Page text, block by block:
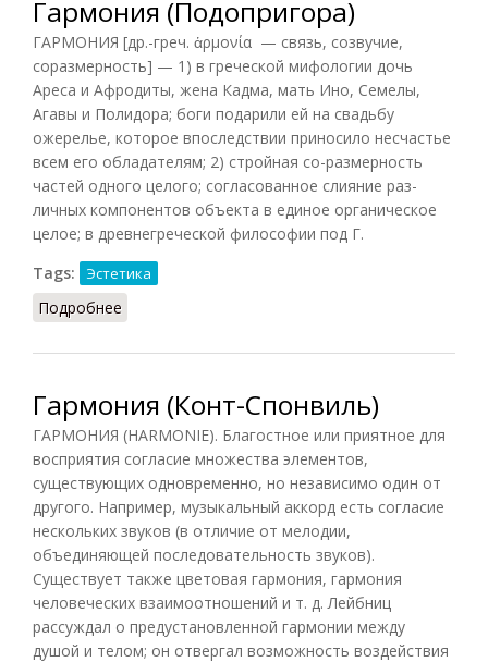
Гармония (Подопригора)
ГАРМОНИЯ [др.-греч. ἁρμονία — связь, созвучие,
соразмерность] — 1) в греческой мифологии дочь
Ареса и Афродиты, жена Кадма, мать Ино, Семелы,
Агавы и Полидора; боги подарили ей на свадьбу
ожерелье, которое впоследствии приносило несчастье
всем его обладателям; 2) стройная со-размерность
частей одного целого; согласованное слияние раз-
личных компонентов объекта в единое органическое
целое; в древнегреческой философии под Г.
Tags:
Эстетика
Подробнее
Гармония (Конт-Спонвиль)
ГАРМОНИЯ (HARMONIE). Благостное или приятное для
восприятия согласие множества элементов,
существующих одновременно, но независимо один от
другого. Например, музыкальный аккорд есть согласие
нескольких звуков (в отличие от мелодии,
объединяющей последовательность звуков).
Существует также цветовая гармония, гармония
человеческих взаимоотношений и т. д. Лейбниц
рассуждал о предустановленной гармонии между
душой и телом; он отвергал возможность воздействия